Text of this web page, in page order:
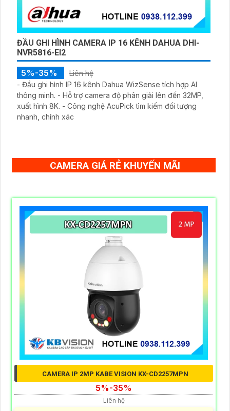
ĐẦU GHI HÌNH CAMERA IP 16 KÊNH DAHUA DHI-
NVR5816-EI2
5%-35%
Liên hệ
- Đầu ghi hình IP 16 kênh Dahua WizSense tích hợp AI
thông minh. - Hỗ trợ camera độ phân giải lên đến 32MP,
xuất hình 8K. - Công nghệ AcuPick tìm kiếm đối tượng
nhanh, chính xác
CAMERA GIÁ RẺ KHUYẾN MÃI
CAMERA IP 2MP KABE VISION KX-CD2257MPN
5%-35%
Liên hệ